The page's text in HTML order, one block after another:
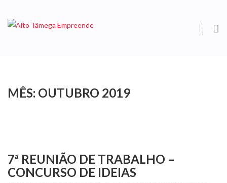
MÊS: OUTUBRO 2019
7ª REUNIÃO DE TRABALHO –
CONCURSO DE IDEIAS